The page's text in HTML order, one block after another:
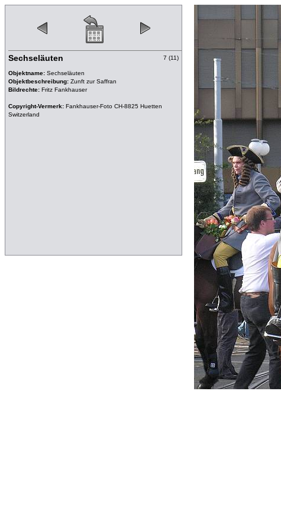
Sechseläuten
Objektname: Sechseläuten
Objektbeschreibung: Zunft zur Saffran
Bildrechte: Fritz Fankhauser
Copyright-Vermerk: Fankhauser-Foto CH-8825 Huetten
Switzerland
7 (11)